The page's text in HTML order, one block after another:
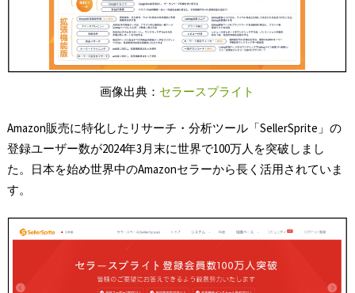
画像出典： セラースプライト
Amazon販売に特化したリサーチ・分析ツール「SellerSprite」の
登録ユーザー数が2024年3月末に世界で100万人を突破しまし
た。日本を始め世界中のAmazonセラーから長く活用されていま
す。